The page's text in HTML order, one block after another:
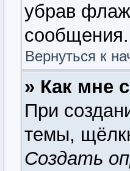
убрав
сообщения.
Вернуться к
» Как мне
При
темы,
Создать